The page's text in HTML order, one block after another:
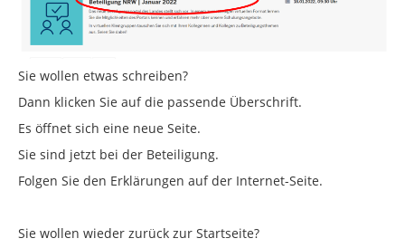
Sie wollen etwas schreiben?
Dann klicken Sie auf die passende Überschrift.
Es öffnet sich eine neue Seite.
Sie sind jetzt bei der Beteiligung.
Folgen Sie den Erklärungen auf der Internet-Seite.
Sie wollen wieder zurück zur Startseite?